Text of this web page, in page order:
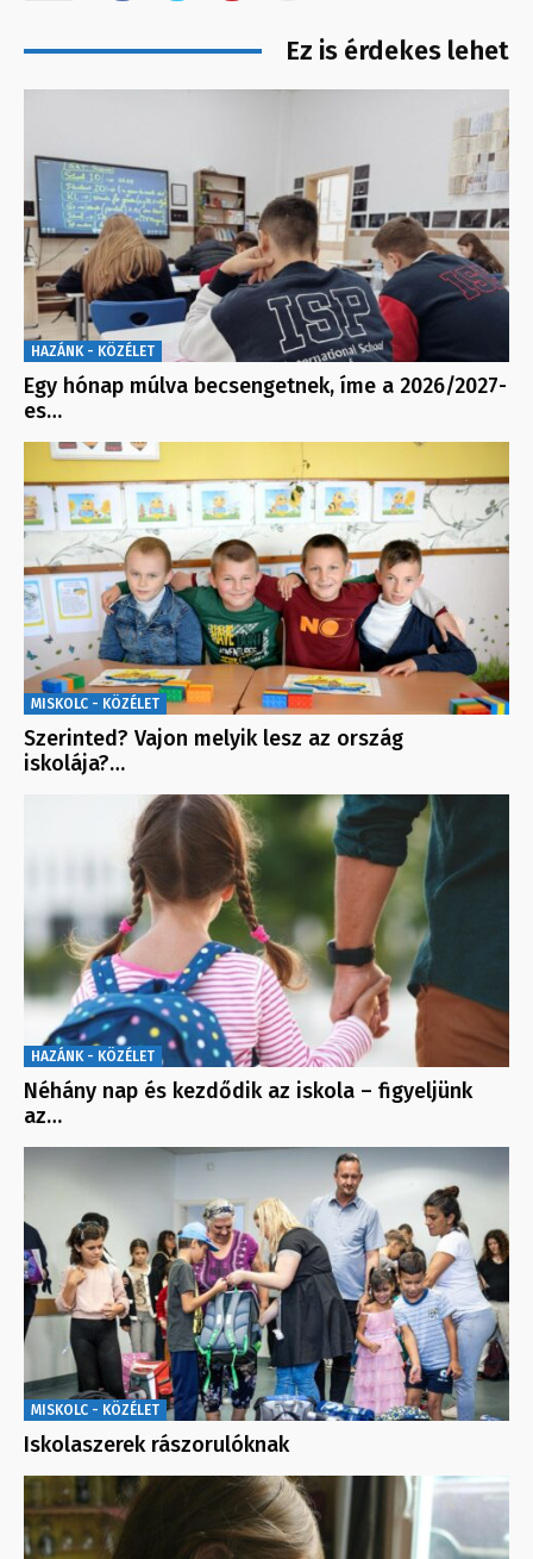
Ez is érdekes lehet
HAZÁNK - KÖZÉLET
Egy hónap múlva becsengetnek, íme a 2026/2027-
es…
MISKOLC - KÖZÉLET
Szerinted? Vajon melyik lesz az ország
iskolája?…
HAZÁNK - KÖZÉLET
Néhány nap és kezdődik az iskola – figyeljünk
az…
MISKOLC - KÖZÉLET
Iskolaszerek rászorulóknak